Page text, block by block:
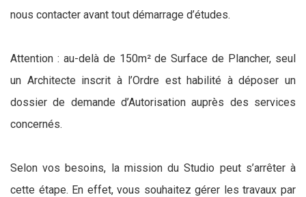
nous contacter avant tout démarrage d’études.
Attention : au-delà de 150m² de Surface de Plancher, seul
un Architecte inscrit à l’Ordre est habilité à déposer un
dossier de demande d’Autorisation auprès des services
concernés.
Selon vos besoins, la mission du Studio peut s’arrêter à
cette étape. En effet, vous souhaitez gérer les travaux par